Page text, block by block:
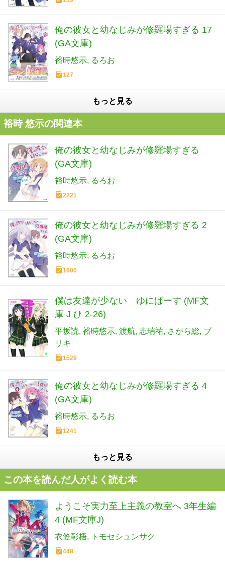
俺の彼女と幼なじみが修羅場すぎる 17
(GA文庫)
裕時悠示 るろお
127
もっと見る
裕時 悠示の関連本
俺の彼女と幼なじみが修羅場すぎる
(GA文庫)
裕時悠示 るろお
2221
俺の彼女と幼なじみが修羅場すぎる 2
(GA文庫)
裕時悠示 るろお
1600
僕は友達が少ない ゆにばーす (MF文
庫 J ひ 2-26)
平坂読 裕時悠示 渡航 志瑞祐 さがら総 ブ
リキ
1529
俺の彼女と幼なじみが修羅場すぎる 4
(GA文庫)
裕時悠示 るろお
1241
もっと見る
この本を読んだ人がよく読む本
ようこそ実力至上主義の教室へ 3年生編
4 (MF文庫J)
衣笠彰梧 トモセシュンサク
448